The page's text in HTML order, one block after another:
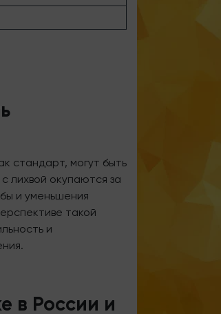
стандарт, могут быть
лихвой окупаются за
и уменьшения
такой
и
в России и